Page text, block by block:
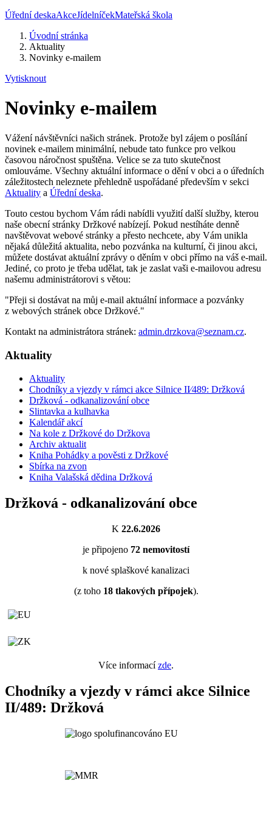
Úřední deskaAkceJídelníčekMateřská škola
Úvodní stránka
Aktuality
Novinky e-mailem
Vytisknout
Novinky e-mailem
Vážení návštěvníci našich stránek. Protože byl zájem o posílání
novinek e-mailem minimální, nebude tato funkce pro velkou
časovou náročnost spuštěna. Velice se za tuto skutečnost
omlouváme. Všechny aktuální informace o dění v obci a o úředních
záležitostech neleznete přehledně uspořádané především v sekci
Aktuality a Úřední deska.
Touto cestou bychom Vám rádi nabídli využití další služby, kterou
naše obecní stránky Držkové nabízejí. Pokud nestíháte denně
navštěvovat webové stránky a přesto nechcete, aby Vám unikla
nějaká důležitá aktualita, nebo pozvánka na kulturní, či jinou akci,
můžete dostávat aktuální zprávy o děním v obci přímo na váš e-mail.
Jediné, co proto je třeba udělat, tak je zaslat vaši e-mailovou adresu
našemu administrátorovi s větou:
"Přeji si dostávat na můj e-mail aktuální informace a pozvánky
z webových stránek obce Držkové."
Kontakt na administrátora stránek: admin.drzkova@seznam.cz.
Aktuality
Aktuality
Chodníky a vjezdy v rámci akce Silnice II⁄489: Držková
Držková - odkanalizování obce
Slintavka a kulhavka
Kalendář akcí
Na kole z Držkové do Držkova
Archiv aktualit
Kniha Pohádky a pověsti z Držkové
Sbírka na zvon
Kniha Valašská dědina Držková
Držková - odkanalizování obce
K 22.6.2026
je připojeno 72 nemovitostí
k nové splaškové kanalizaci
(z toho 18tlakových přípojek).
Více informacízde.
Chodníky a vjezdy v rámci akce Silnice
II/489: Držková